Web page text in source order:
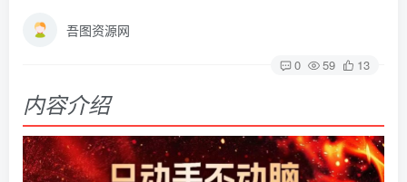
吾图资源网
0 59 13
内容介绍